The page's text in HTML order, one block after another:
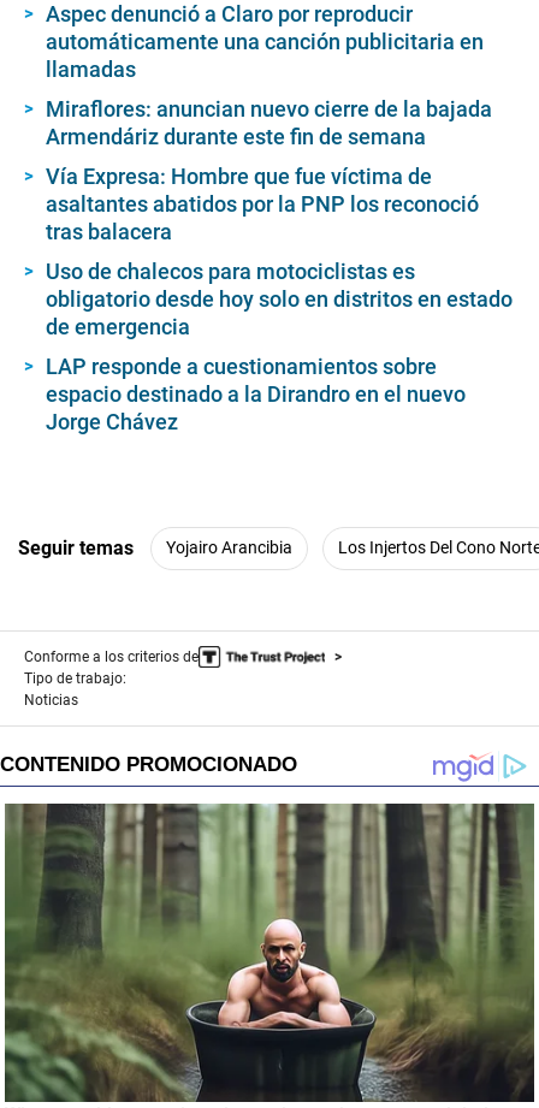
Aspec denunció a Claro por reproducir
automáticamente una canción publicitaria en
llamadas
Miraflores: anuncian nuevo cierre de la bajada
Armendáriz durante este fin de semana
Vía Expresa: Hombre que fue víctima de
asaltantes abatidos por la PNP los reconoció
tras balacera
Uso de chalecos para motociclistas es
obligatorio desde hoy solo en distritos en estado
de emergencia
LAP responde a cuestionamientos sobre
espacio destinado a la Dirandro en el nuevo
Jorge Chávez
Seguir temas Yojairo Arancibia Los Injertos Del Cono
Conforme a los criterios de
Tipo de trabajo:
Noticias